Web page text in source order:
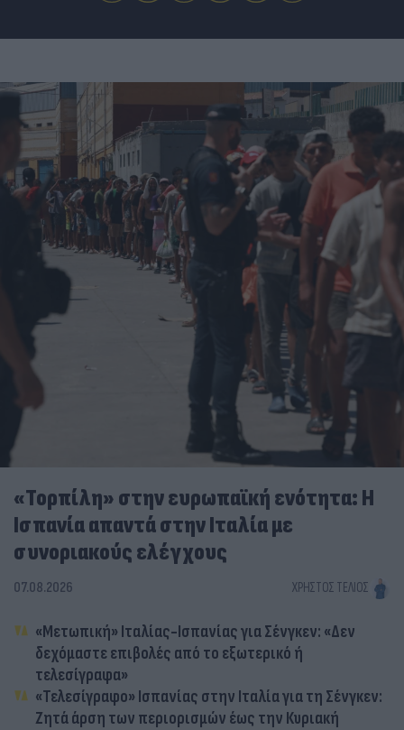
«Τορπίλη» στην ευρωπαϊκή ενότητα: Η
Ισπανία απαντά στην Ιταλία με
συνοριακούς ελέγχους
07.08.2026 ΧΡΉΣΤΟΣ ΤΈΛΙΟΣ
«Μετωπική» Ιταλίας-Ισπανίας για Σένγκεν: «Δεν
δεχόμαστε επιβολές από το εξωτερικό ή
τελεσίγραφα»
«Τελεσίγραφο» Ισπανίας στην Ιταλία για τη Σένγκεν:
Ζητά άρση των περιορισμών έως την Κυριακή